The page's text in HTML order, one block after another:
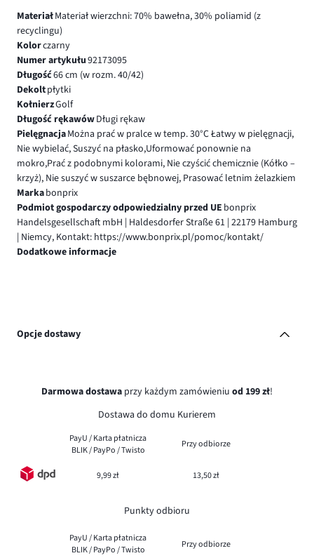
MateriałMateriał wierzchni: 70% bawełna, 30% poliamid (z
recyclingu)
Kolorczarny
Numer artykułu92173095
Długość66 cm (w rozm. 40/42)
Dekoltpłytki
KołnierzGolf
Długość rękawówDługi rękaw
PielęgnacjaMożna prać w pralce w temp. 30°C Łatwy w pielęgnacji,
Nie wybielać, Suszyć na płasko,Uformować ponownie na
mokro,Prać z podobnymi kolorami, Nie czyścić chemicznie (Kółko –
krzyż), Nie suszyć w suszarce bębnowej, Prasować letnim żelazkiem
Markabonprix
Podmiot gospodarczy odpowiedzialny przed UE bonprix
Handelsgesellschaft mbH | Haldesdorfer Straße 61 | 22179 Hamburg
| Niemcy, Kontakt: https://www.bonprix.pl/pomoc/kontakt/
Dodatkowe informacje
Opcje dostawy
Darmowa dostawa przy każdym zamówieniu od 199 zł!
Dostawa do domu Kurierem
PayU / Karta płatnicza
BLIK / PayPo / Twisto
Przy odbiorze
9,99 zł 13,50 zł
Punkty odbioru
PayU / Karta płatnicza
BLIK / PayPo / Twisto
Przy odbiorze